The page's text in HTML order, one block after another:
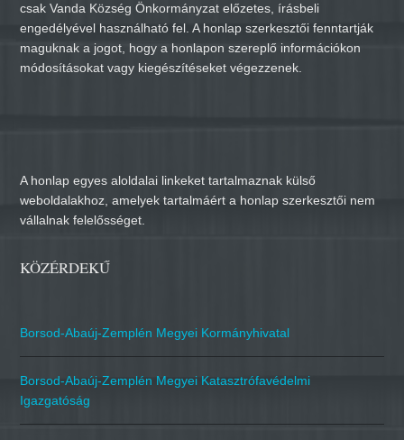
csak Vanda Község Önkormányzat előzetes, írásbeli
engedélyével használható fel. A honlap szerkesztői fenntartják
maguknak a jogot, hogy a honlapon szereplő információkon
módosításokat vagy kiegészítéseket végezzenek.
A honlap egyes aloldalai linkeket tartalmaznak külső
weboldalakhoz, amelyek tartalmáért a honlap szerkesztői nem
vállalnak felelősséget.
KÖZÉRDEKŰ
Borsod-Abaúj-Zemplén Megyei Kormányhivatal
Borsod-Abaúj-Zemplén Megyei Katasztrófavédelmi
Igazgatóság